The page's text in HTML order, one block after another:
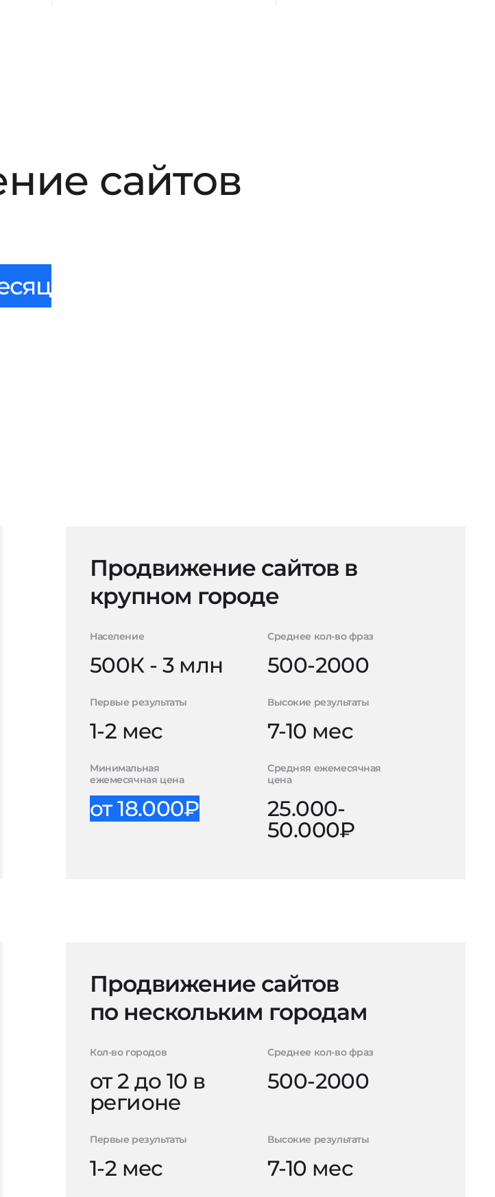
сайтов
Продвижение сайтов в
крупном городе
Население
500К - 3 млн
Среднее кол-во фраз
500-2000
Первые результаты
1-2 мес
Высокие результаты
7-10 мес
Минимальная
ежемесячная цена
от 18.000₽
Средняя ежемесячная
цена
25.000-
50.000₽
Продвижение сайтов
по нескольким городам
Кол-во городов
от 2 до 10 в
регионе
Среднее кол-во фраз
500-2000
Первые результаты
1-2 мес
Высокие результаты
7-10 мес